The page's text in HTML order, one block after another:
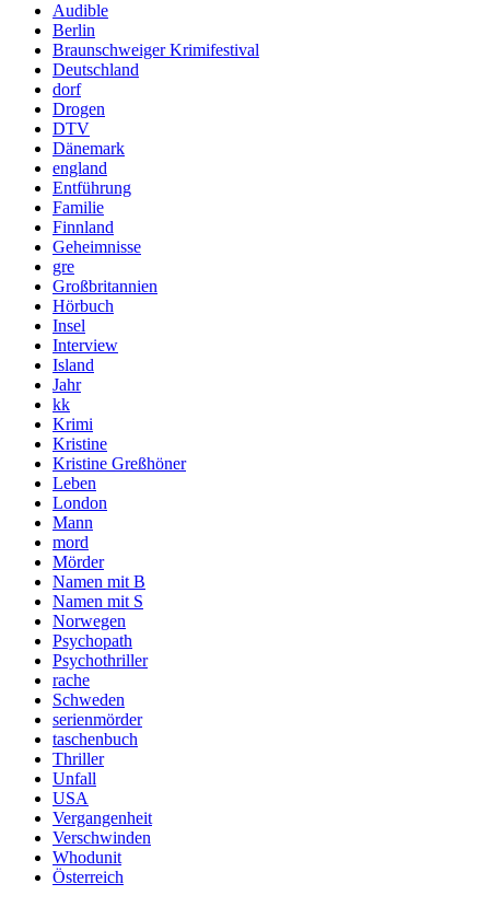
Audible
Berlin
Braunschweiger Krimifestival
Deutschland
dorf
Drogen
DTV
Dänemark
england
Entführung
Familie
Finnland
Geheimnisse
gre
Großbritannien
Hörbuch
Insel
Interview
Island
Jahr
kk
Krimi
Kristine
Kristine Greßhöner
Leben
London
Mann
mord
Mörder
Namen mit B
Namen mit S
Norwegen
Psychopath
Psychothriller
rache
Schweden
serienmörder
taschenbuch
Thriller
Unfall
USA
Vergangenheit
Verschwinden
Whodunit
Österreich